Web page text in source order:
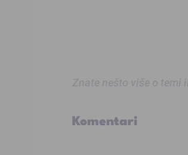
Komentari